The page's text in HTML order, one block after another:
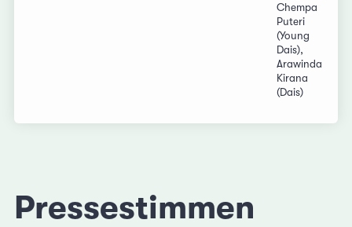
Chempa
Puteri
(Young
Dais),
Arawinda
Kirana
(Dais)
Pressestimmen